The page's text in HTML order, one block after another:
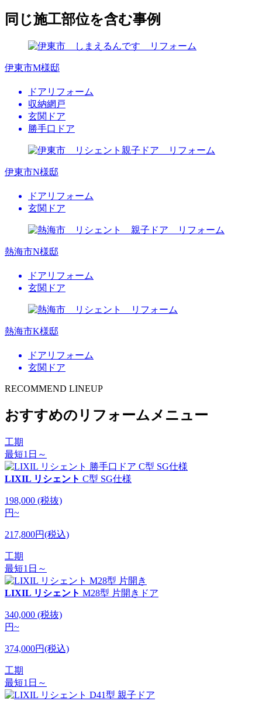
同じ施工部位を含む事例
伊東市M様邸
ドアリフォーム
収納網戸
玄関ドア
勝手口ドア
伊東市N様邸
ドアリフォーム
玄関ドア
熱海市N様邸
ドアリフォーム
玄関ドア
熱海市K様邸
ドアリフォーム
玄関ドア
RECOMMEND LINEUP
おすすめのリフォームメニュー
工期
最短1日～
LIXIL リシェント C型 SG仕様
198,000 (税抜)
円~
217,800円(税込)
工期
最短1日～
LIXIL リシェント M28型 片開きドア
340,000 (税抜)
円~
374,000円(税込)
工期
最短1日～